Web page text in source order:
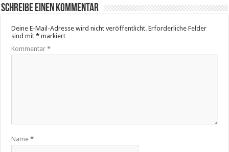
Schreibe einen Kommentar
Deine E-Mail-Adresse wird nicht veröffentlicht. Erforderliche Felder
sind mit* markiert
Kommentar*
Name*